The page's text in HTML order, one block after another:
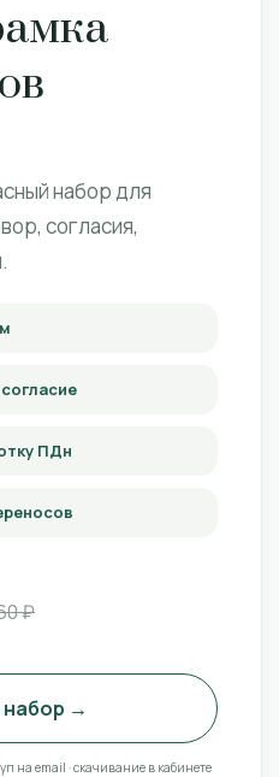
набор для
согласия,
ПДн
₽
набор →
на email · скачивание в кабинете